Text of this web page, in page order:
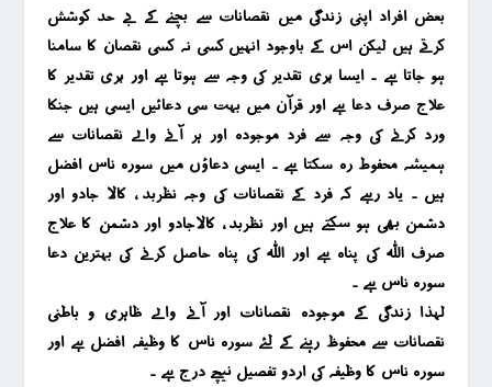
بعض افراد اپنی زندگی میں نقصانات سے بچنے کے بے حد کوشش
کرتے ہیں لیکن اس کے باوجود انہیں کسی نہ کسی نقصان کا سامنا
ہو جاتا ہے ۔ ایسا بُری تقدیر کی وجہ سے ہوتا ہے اور بُری تقدیر کا
علاج صرف دعا ہے اور قرآن میں بہت سی دعائیں ایسی ہیں جنکا
ورد کرنے کی وجہ سے فرد موجودہ اور ہر آنے والے نقصانات سے
ہمیشہ محفوط رہ سکتا ہے ۔ ایسی دعاؤں میں سورہ ناس افضل
ہیں ۔ یاد رہے کہ فرد کے نقصانات کی وجہ نظربد ، کالا جادو اور
دشمن بھی ہو سکتے ہیں اور نظربد ، کالاجادو اور دشمن کا علاج
صرف اللہ کی پناہ ہے اور اللہ کی پناہ حاصل کرنے کی بہترین دعا
سورہ ناس ہے ۔
لہذا زندگی کے موجودہ نقصانات اور آنے والے ظاہری و باطنی
نقصانات سے محفوظ رہنے کے لئے سورہ ناس کا وظیفہ افضل ہے اور
سورہ ناس کا وظیفہ کی اردو تفصیل نیچے درج ہے ۔